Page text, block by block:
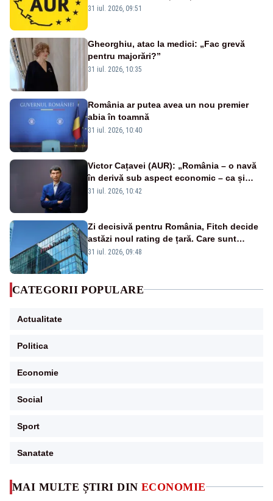
MAI MULTE ȘTIRI DIN ECONOMIE
română nu se economisește! Limba
31 iul. 2026, 09:51
Gheorghiu, atac la medici: „Fac grevă
pentru majorări?”
31 iul. 2026, 10:35
România ar putea avea un nou premier
abia în toamnă
31 iul. 2026, 10:40
Victor Cațavei (AUR): „România – o navă
în derivă sub aspect economic – ca și
rezultat al guvernărilor din ultimii 36 de
31 iul. 2026, 10:42
Zi decisivă pentru România, Fitch decide
astăzi noul rating de țară. Care sunt
efectele retrogradării la categoria „junk”
31 iul. 2026, 09:48
CATEGORII POPULARE
Actualitate
Politica
Economie
Social
Sport
Sanatate